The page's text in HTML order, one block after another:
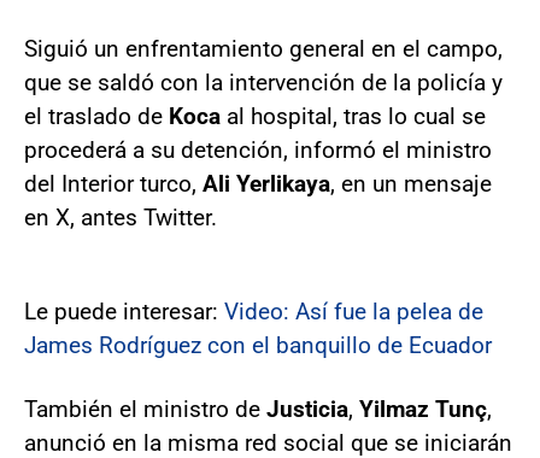
Siguió un enfrentamiento general en el campo,
que se saldó con la intervención de la policía y
el traslado de Koca al hospital, tras lo cual se
procederá a su detención, informó el ministro
del Interior turco, Ali Yerlikaya, en un mensaje
en X, antes Twitter.
Le puede interesar: Video: Así fue la pelea de
James Rodríguez con el banquillo de Ecuador
También el ministro de Justicia, Yilmaz Tunç,
anunció en la misma red social que se iniciarán